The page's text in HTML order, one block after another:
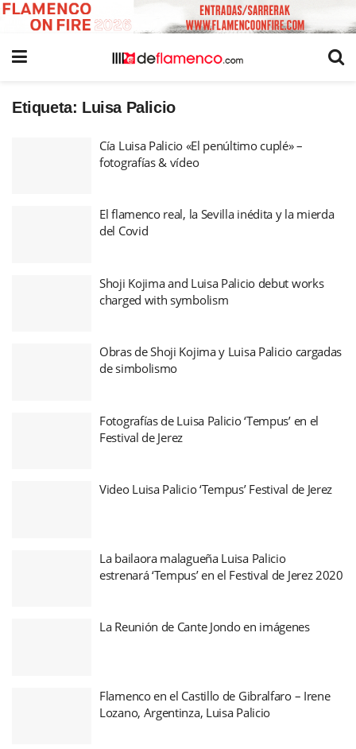
Etiqueta: Luisa Palicio
Cía Luisa Palicio «El penúltimo cuplé» –
fotografías & vídeo
El flamenco real, la Sevilla inédita y la mierda
del Covid
Shoji Kojima and Luisa Palicio debut works
charged with symbolism
Obras de Shoji Kojima y Luisa Palicio cargadas
de simbolismo
Fotografías de Luisa Palicio ‘Tempus’ en el
Festival de Jerez
Video Luisa Palicio ‘Tempus’ Festival de Jerez
La bailaora malagueña Luisa Palicio
estrenará ‘Tempus’ en el Festival de Jerez 2020
La Reunión de Cante Jondo en imágenes
Flamenco en el Castillo de Gibralfaro – Irene
Lozano, Argentinza, Luisa Palicio